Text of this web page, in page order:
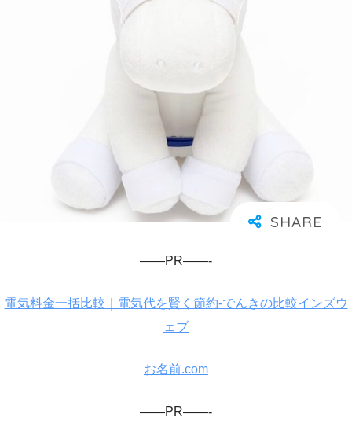
——PR——-
電気料金一括比較｜電気代を賢く節約-でんきの比較インズウ
ェブ
お名前.com
——PR——-